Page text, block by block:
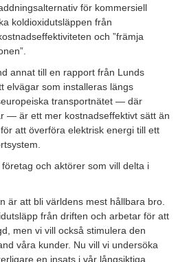
för kommersiell
koldioxidutsläppen från
och ”främja
annat till en rapport från Lunds
elvägar som installeras längs
transportnätet — där
— är ett mer kostnadseffektivt sätt än
att överföra elektrisk energi till ett
och aktörer som vill delta i
att bli världens mest hållbara bro.
från driften och arbetar för att
men vi vill också stimulera den
våra kunder. Nu vill vi undersöka
en insats i vår långsiktiga